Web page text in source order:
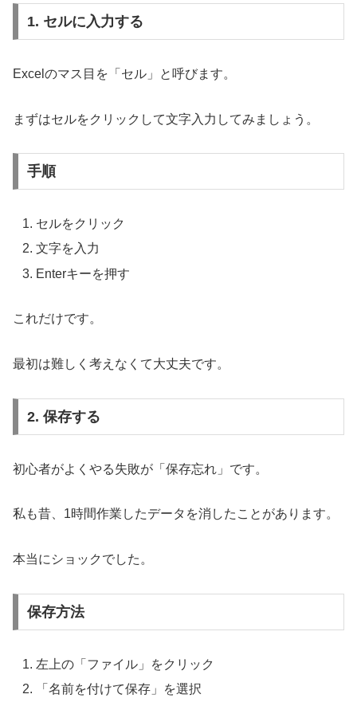
1. セルに入力する
Excelのマス目を「セル」と呼びます。
まずはセルをクリックして文字入力してみましょう。
手順
セルをクリック
文字を入力
Enterキーを押す
これだけです。
最初は難しく考えなくて大丈夫です。
2. 保存する
初心者がよくやる失敗が「保存忘れ」です。
私も昔、1時間作業したデータを消したことがあります。
本当にショックでした。
保存方法
左上の「ファイル」をクリック
「名前を付けて保存」を選択